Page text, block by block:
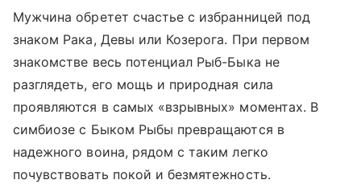
Мужчина обретет счастье с избранницей под
знаком Рака, Девы или Козерога. При первом
знакомстве весь потенциал Рыб-Быка не
разглядеть, его мощь и природная сила
проявляются в самых «взрывных» моментах. В
симбиозе с Быком Рыбы превращаются в
надежного воина, рядом с таким легко
почувствовать покой и безмятежность.